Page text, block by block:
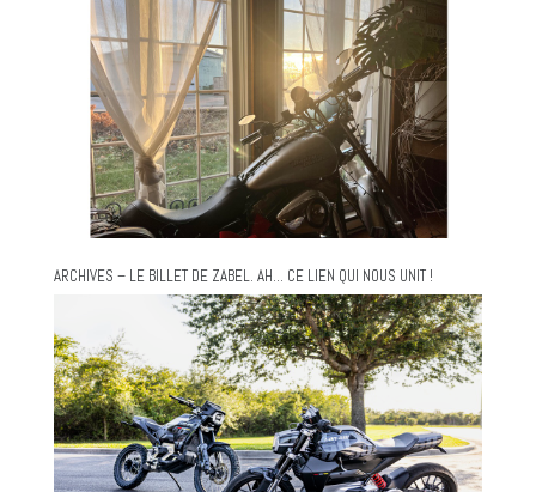
ARCHIVES – LE BILLET DE ZABEL. AH… CE LIEN QUI NOUS UNIT !